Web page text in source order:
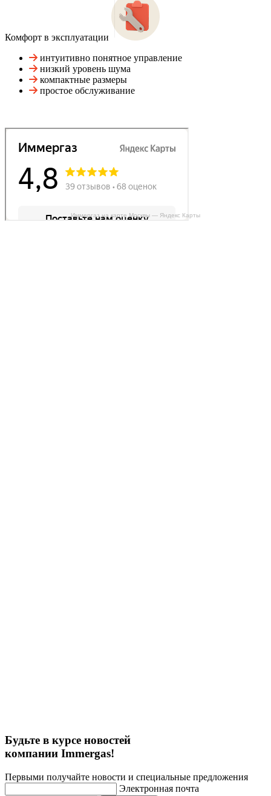
Комфорт в эксплуатации
интуитивно понятное управление
низкий уровень шума
компактные размеры
простое обслуживание
Иммергаз на карте Москвы — Яндекс Карты
Будьте в курсе новостей
компании Immergas!
Первыми получайте новости и специальные предложения
Электронная почта